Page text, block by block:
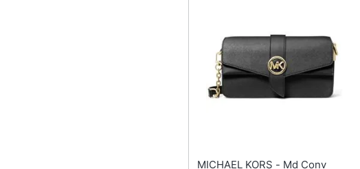
MICHAEL KORS - Md Conv